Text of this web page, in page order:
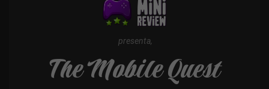
presenta,
The Mobile Quest